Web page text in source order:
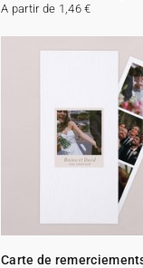
A partir de 1,46 €
Carte de